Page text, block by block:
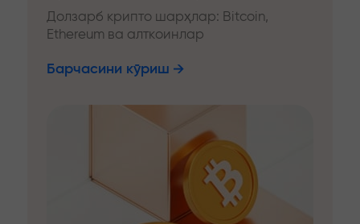
Долзарб крипто шарҳлар: Bitcoin,
Ethereum ва алткоинлар
Барчасини кўриш